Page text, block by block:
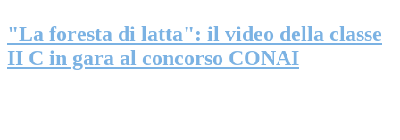
"La foresta di latta": il video della classe
II C in gara al concorso CONAI